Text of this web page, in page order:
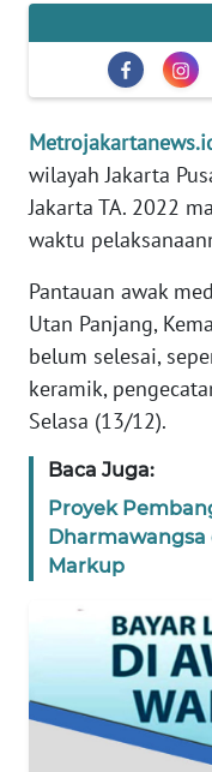
wilayah Jakarta
Jakarta TA. 2022
waktu
Pantauan awak
Utan Panjang,
belum selesai,
keramik,
Selasa (13/12).
Baca Juga:
Proyek
Dharmawangsa
Markup
INFO
TENTANG
PEDOMAN
MEDIA
SIBER
REDAKSI
KARIR
DISCLAIMER
Regional
JAKARTA